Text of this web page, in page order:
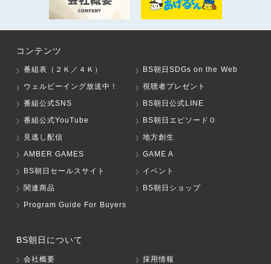
コンテンツ
番組表（２Ｋ／４Ｋ）
BS朝日SDGs on the Web
ウェルビーイング放送中！
視聴者プレゼント
番組公式SNS
BS朝日公式LINE
番組公式YouTube
BS朝日エピソード０
見逃し配信
地方創生
AMBER GAMES
GAME A
BS朝日セールスサイト
イベント
関連商品
BS朝日ショップ
Program Guide For Buyers
BS朝日について
会社概要
採用情報